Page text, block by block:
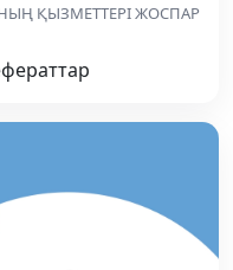
ҚЫЗМЕТТЕРІ ЖОСПАР